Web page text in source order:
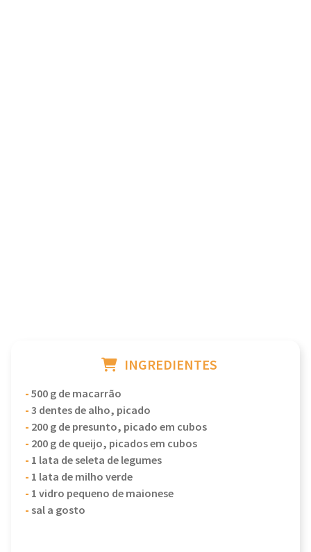
INGREDIENTES
-500 g de macarrão
-3 dentes de alho, picado
- 200 g de presunto, picado em cubos
- 200 g de queijo, picados em cubos
- 1 lata de seleta de legumes
- 1 lata de milho verde
- 1 vidro pequeno de maionese
- sal a gosto